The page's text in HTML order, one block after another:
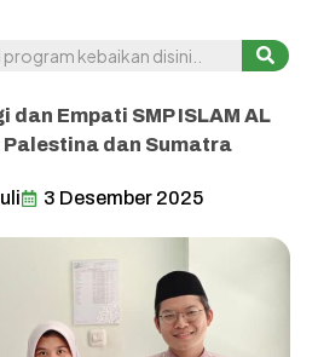
dan Empati SMP ISLAM AL
Palestina dan Sumatra
3 Desember 2025